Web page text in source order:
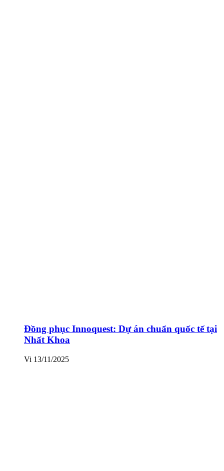
Đồng phục Innoquest: Dự án chuẩn quốc tế tại
Nhất Khoa
Vi 13/11/2025